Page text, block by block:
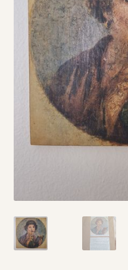
Vintage boeken en strips
Kerst